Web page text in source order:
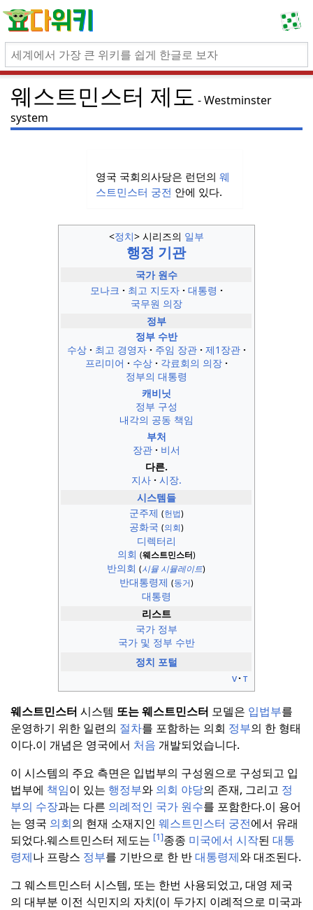
웨스트민스터 제도
Westminster
system
영국 국회의사당은 런던의 웨
스트민스터 궁전 안에 있다.
<정치> 시리즈의 일부
행정 기관
국가 원수
모나크
최고 지도자
대통령
국무원 의장
정부
정부 수반
수상
최고 경영자 주임 장관
제1장관
프리미어
수상
각료회의 의장
정부의 대통령
캐비닛
정부 구성
내각의 공동 책임
부처
장관
비서
다른.
지사
시장.
시스템들
군주제 (헌법)
공화국 (의회)
디렉터리
의회 (웨스트민스터)
반의회 (시뮬 시뮬레이트)
반대통령제 (동거)
대통령
리스트
국가 정부
국가 및 정부 수반
정치 포털
v t
웨스트민스터 시스템 또는 웨스트민스터 모델은 입법부를
운영하기 위한 일련의 절차를 포함하는 의회 정부의 한 형태
이다.이 개념은 영국에서 처음 개발되었습니다.
이 시스템의 주요 측면은 입법부의 구성원으로 구성되고 입
법부에 책임이 있는 행정부와 의회 야당의 존재, 그리고 정
부의 수장과는 다른 의례적인 국가 원수를 포함한다.이 용어
는 영국 의회의 현재 소재지인 웨스트민스터 궁전에서 유래
되었다.웨스트민스터 제도는 [1]종종 미국에서 시작된 대통
령제나 프랑스 정부를 기반으로 한 반대통령제와 대조된다.
그 웨스트민스터 시스템, 또는 한번 사용되었고, 대영 제국
의 대부분 이전 식민지의 자치(이 두가지 이례적으로 미국과